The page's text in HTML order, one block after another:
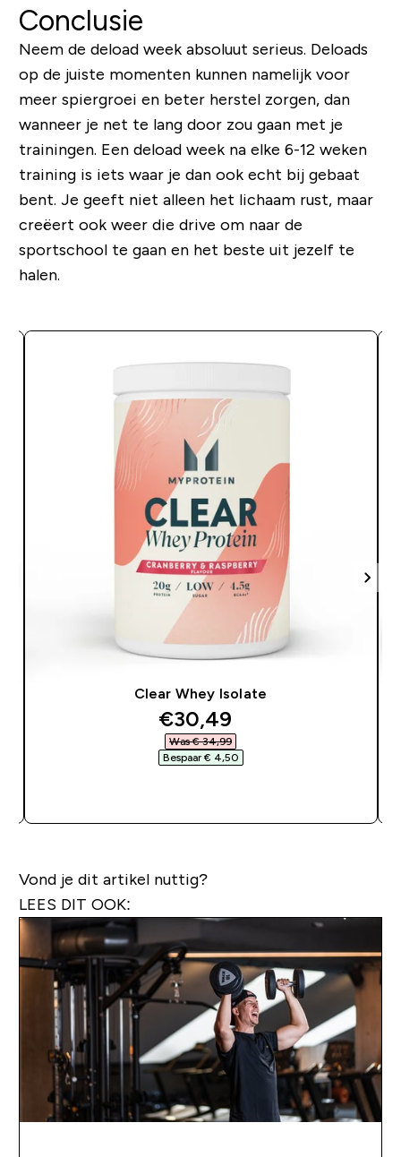
Conclusie
Neem de deload week absoluut serieus. Deloads
op de juiste momenten kunnen namelijk voor
meer spiergroei en beter herstel zorgen, dan
wanneer je net te lang door zou gaan met je
trainingen. Een deload week na elke 6-12 weken
training is iets waar je dan ook echt bij gebaat
bent. Je geeft niet alleen het lichaam rust, maar
creëert ook weer die drive om naar de
sportschool te gaan en het beste uit jezelf te
halen.
Clear Whey Isolate
discounted price
€30,49‎
Was € 34,99‎
Bespaar € 4,50‎
Vond je dit artikel nuttig?
LEES DIT OOK: